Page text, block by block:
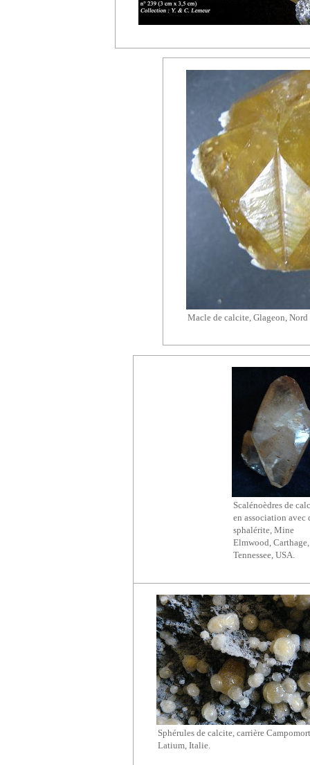
Macle de calcite, Glageon,
Scalénoèdres de
en association avec
sphalérite, Mine
Elmwood, Carthage,
Tennessee, USA.
Sphérules de calcite, carrière
Latium, Italie.